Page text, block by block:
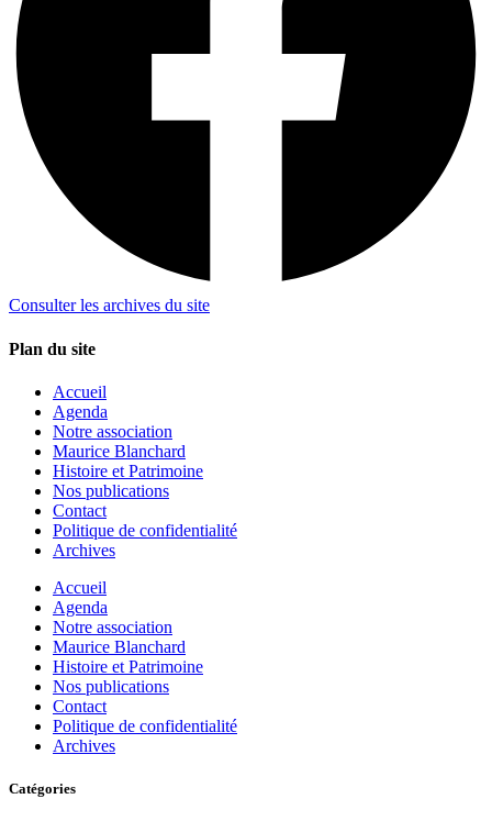
Consulter les archives du site
Plan du site
Accueil
Agenda
Notre association
Maurice Blanchard
Histoire et Patrimoine
Nos publications
Contact
Politique de confidentialité
Archives
Accueil
Agenda
Notre association
Maurice Blanchard
Histoire et Patrimoine
Nos publications
Contact
Politique de confidentialité
Archives
Catégories